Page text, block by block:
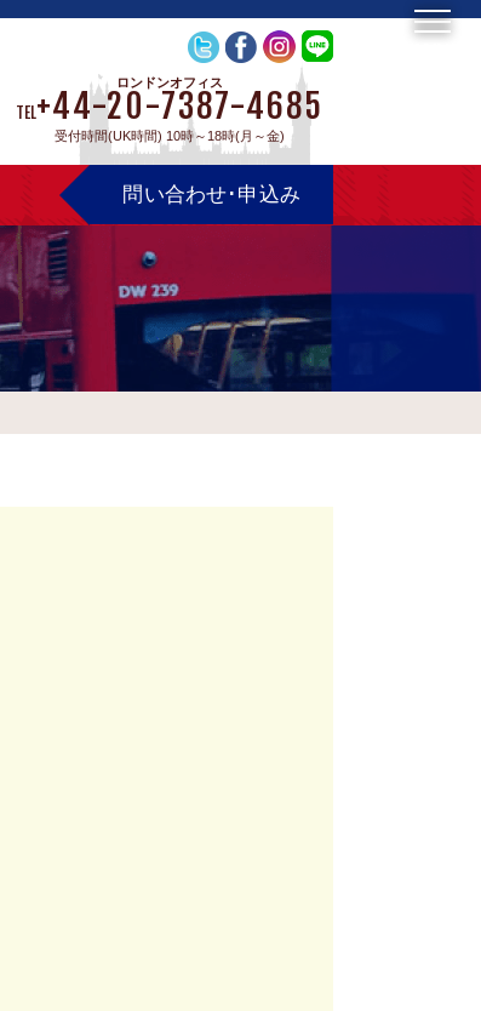
ロンドンオフィス
TEL+44-20-7387-4685
受付時間(UK時間) 10時～18時(月～金)
問い合わせ･申込み